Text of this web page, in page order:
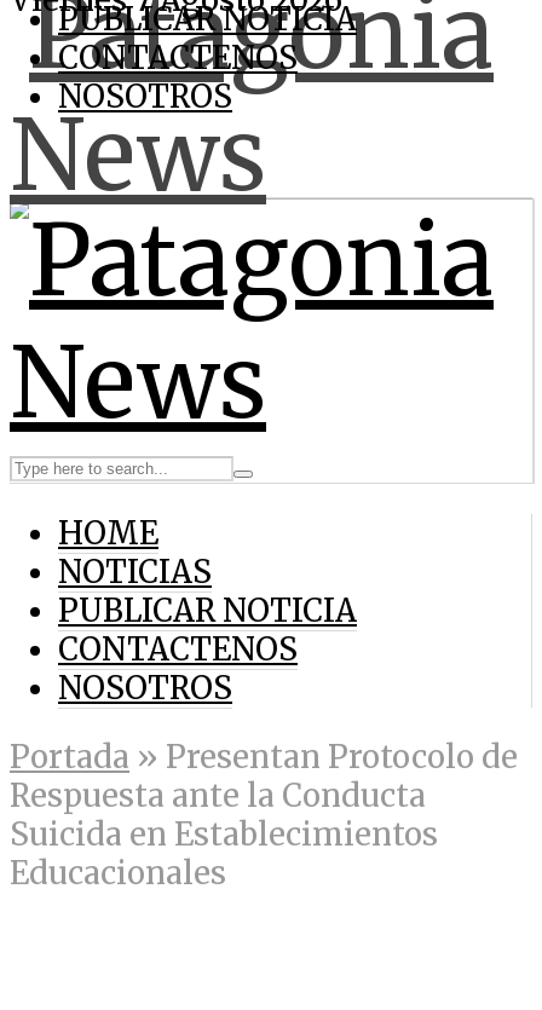
PUBLICAR NOTICIA
CONTACTENOS
NOSOTROS
HOME
NOTICIAS
PUBLICAR NOTICIA
CONTACTENOS
NOSOTROS
Portada » Presentan Protocolo de
Respuesta ante la Conducta
Suicida en Establecimientos
Educacionales